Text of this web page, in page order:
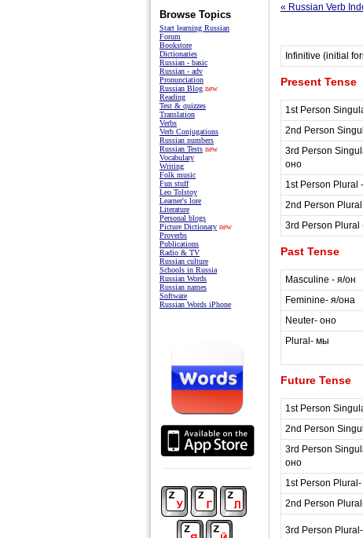
« Russian Verb
Infinitive (initial
Present Tense
1st Person
2nd Person
3rd Person
оно
1st Person Plural
2nd Person
3rd Person Plural
Past Tense
Masculine - я/он
Feminine- я/она
Neuter- оно
Plural- мы
Future Tense
1st Person
2nd Person
3rd Person
оно
1st Person
2nd Person
3rd Person
Browse Topics
Start learning Russian
Forum
Bookstore
Dictionaries
Russian - basic
Russian - adv
Pronunciation
Russian Blog new
Reading
Test & quizzes
Translation
Verbs
Verb Conjugations
Russian numbers
Russian Tests new
Vocabulary
Writing
Folk music
Fun stuff
Leo Tolstoy
Learner's lore
Literature
Personal blogs
Picture Dictionary new
Proverbs
Publications
Radio & TV
Russian culture
Schools in Russia
Russian Words
Russian names
Software
Russian Words iPhone